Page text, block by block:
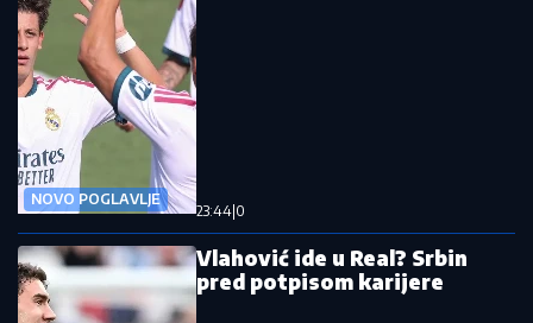
NOVO POGLAVLJE
23:44 0
Vlahović ide u Real? Srbin
pred potpisom karijere